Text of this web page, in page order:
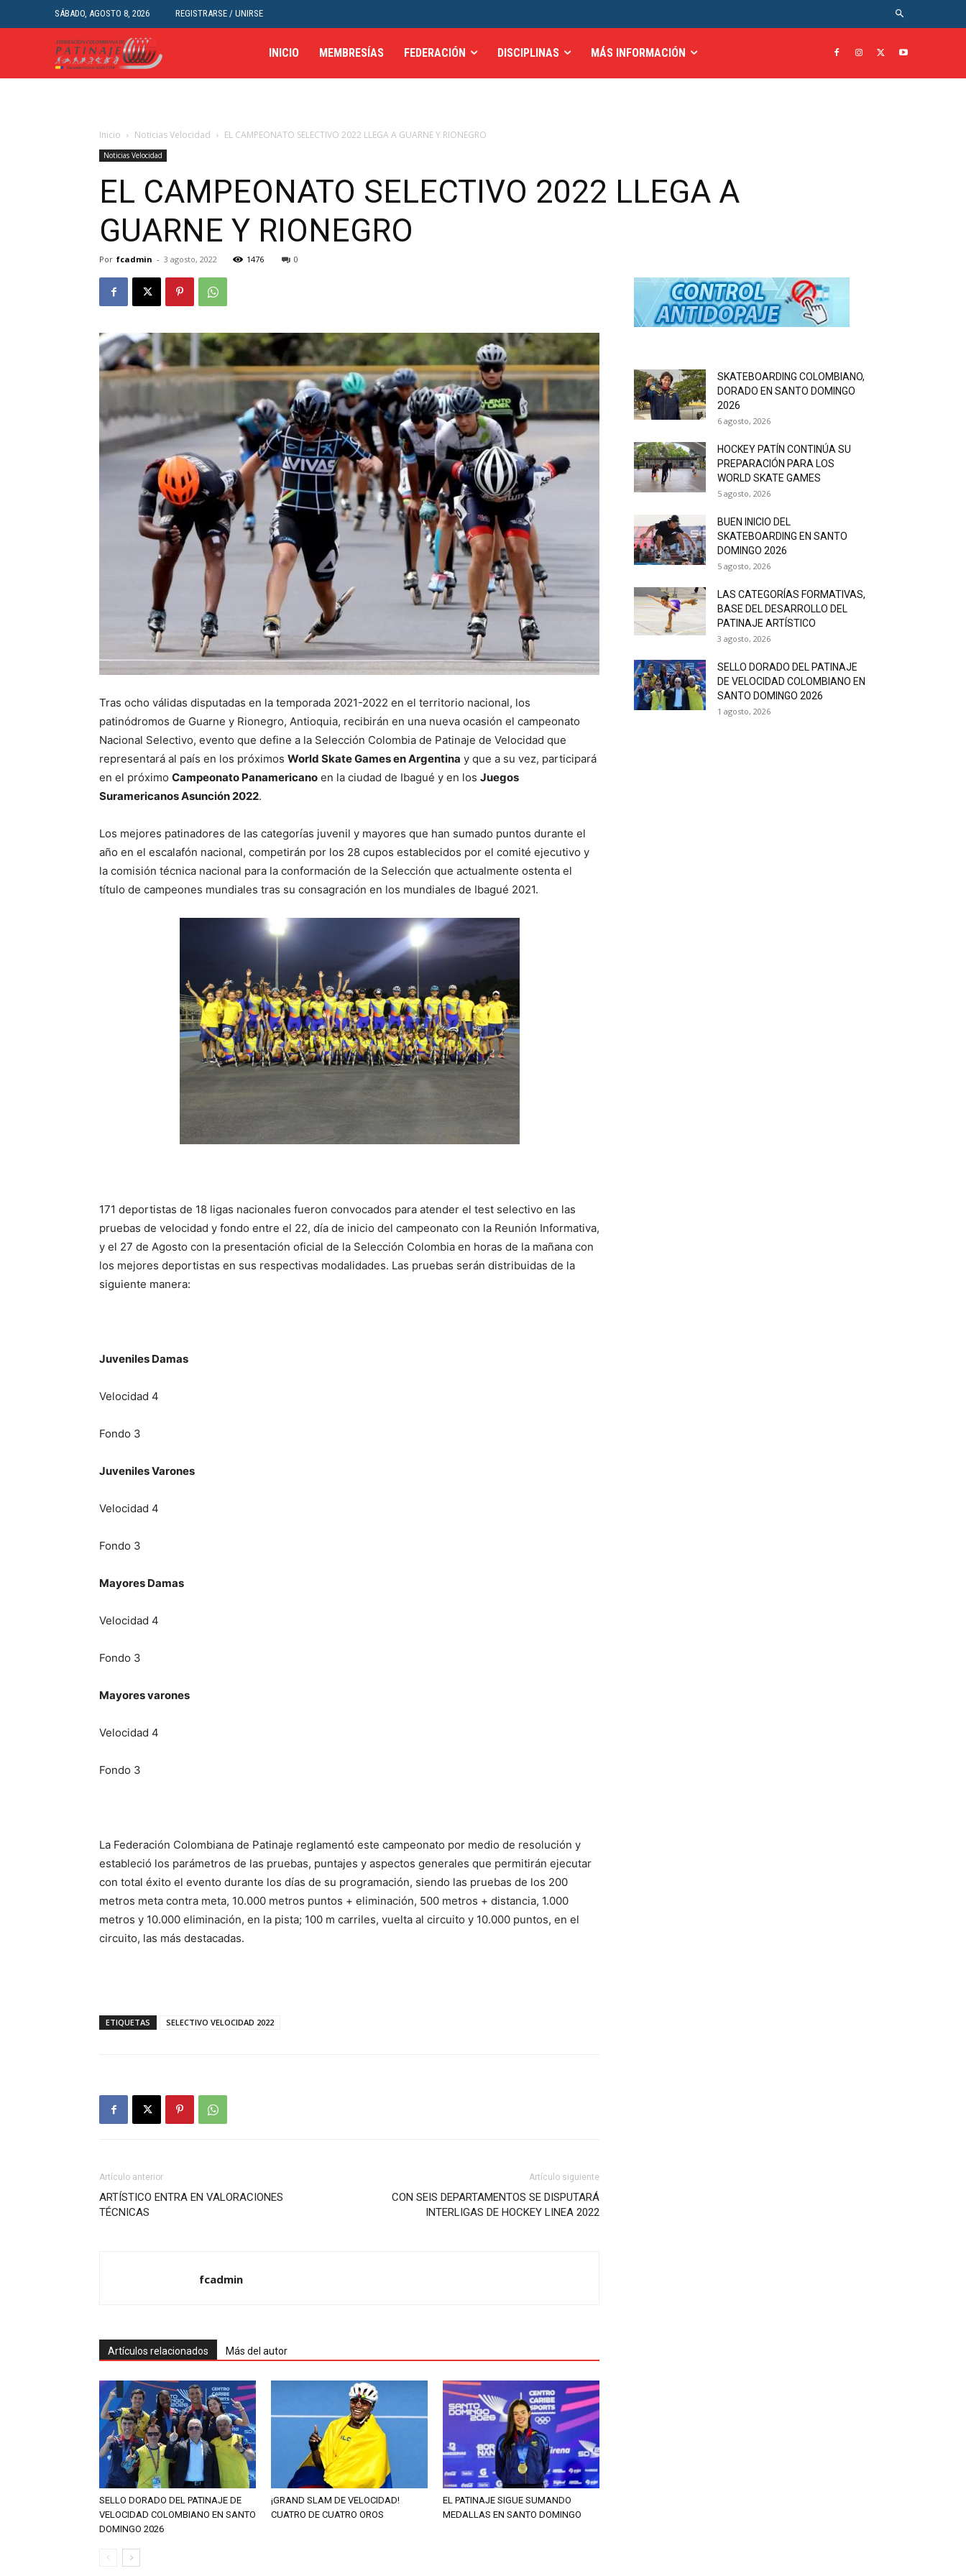
SÁBADO, AGOSTO 8, 2026 REGISTRARSE / UNIRSE
INICIO MEMBRESÍAS FEDERACIÓN DISCIPLINAS MÁS INFORMACIÓN
Inicio Noticias Velocidad EL CAMPEONATO SELECTIVO 2022 LLEGA A GUARNE Y RIONEGRO
Noticias Velocidad
EL CAMPEONATO SELECTIVO 2022 LLEGA A
GUARNE Y RIONEGRO
Por fcadmin - 3 agosto, 2022 1476 0
Tras ocho válidas disputadas en la temporada 2021-2022 en el territorio nacional, los
patinódromos de Guarne y Rionegro, Antioquia, recibirán en una nueva ocasión el campeonato
Nacional Selectivo, evento que define a la Selección Colombia de Patinaje de Velocidad que
representará al país en los próximos World Skate Games en Argentina y que a su vez, participará
en el próximo Campeonato Panamericano en la ciudad de Ibagué y en los Juegos
Suramericanos Asunción 2022.
Los mejores patinadores de las categorías juvenil y mayores que han sumado puntos durante el
año en el escalafón nacional, competirán por los 28 cupos establecidos por el comité ejecutivo y
la comisión técnica nacional para la conformación de la Selección que actualmente ostenta el
título de campeones mundiales tras su consagración en los mundiales de Ibagué 2021.
171 deportistas de 18 ligas nacionales fueron convocados para atender el test selectivo en las
pruebas de velocidad y fondo entre el 22, día de inicio del campeonato con la Reunión Informativa,
y el 27 de Agosto con la presentación oficial de la Selección Colombia en horas de la mañana con
los mejores deportistas en sus respectivas modalidades. Las pruebas serán distribuidas de la
siguiente manera:
Juveniles Damas
Velocidad 4
Fondo 3
Juveniles Varones
Velocidad 4
Fondo 3
Mayores Damas
Velocidad 4
Fondo 3
Mayores varones
Velocidad 4
Fondo 3
La Federación Colombiana de Patinaje reglamentó este campeonato por medio de resolución y
estableció los parámetros de las pruebas, puntajes y aspectos generales que permitirán ejecutar
con total éxito el evento durante los días de su programación, siendo las pruebas de los 200
metros meta contra meta, 10.000 metros puntos + eliminación, 500 metros + distancia, 1.000
metros y 10.000 eliminación, en la pista; 100 m carriles, vuelta al circuito y 10.000 puntos, en el
circuito, las más destacadas.
ETIQUETAS SELECTIVO VELOCIDAD 2022
Artículo anterior
ARTÍSTICO ENTRA EN VALORACIONES
TÉCNICAS
Artículo siguiente
CON SEIS DEPARTAMENTOS SE DISPUTARÁ
INTERLIGAS DE HOCKEY LINEA 2022
fcadmin
Artículos relacionados Más del autor
SELLO DORADO DEL PATINAJE DE
VELOCIDAD COLOMBIANO EN SANTO
DOMINGO 2026
¡GRAND SLAM DE VELOCIDAD!
CUATRO DE CUATRO OROS
EL PATINAJE SIGUE SUMANDO
MEDALLAS EN SANTO DOMINGO
SKATEBOARDING COLOMBIANO,
DORADO EN SANTO DOMINGO
2026
6 agosto, 2026
HOCKEY PATÍN CONTINÚA SU
PREPARACIÓN PARA LOS
WORLD SKATE GAMES
5 agosto, 2026
BUEN INICIO DEL
SKATEBOARDING EN SANTO
DOMINGO 2026
5 agosto, 2026
LAS CATEGORÍAS FORMATIVAS,
BASE DEL DESARROLLO DEL
PATINAJE ARTÍSTICO
3 agosto, 2026
SELLO DORADO DEL PATINAJE
DE VELOCIDAD COLOMBIANO EN
SANTO DOMINGO 2026
1 agosto, 2026